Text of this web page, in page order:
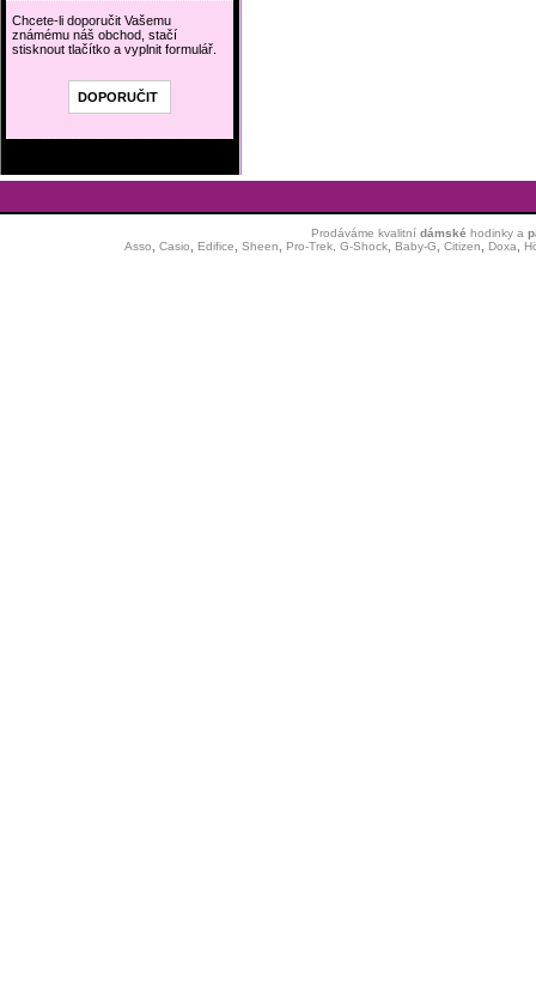
Chcete-li doporučit Vašemu
známému náš obchod, stačí
stisknout tlačítko a vyplnit formulář.
Prodáváme kvalitní dámské hodinkya
Asso
Casio Edifice Sheen Pro-Trek, G-Shock, Baby-G Citizen Doxa